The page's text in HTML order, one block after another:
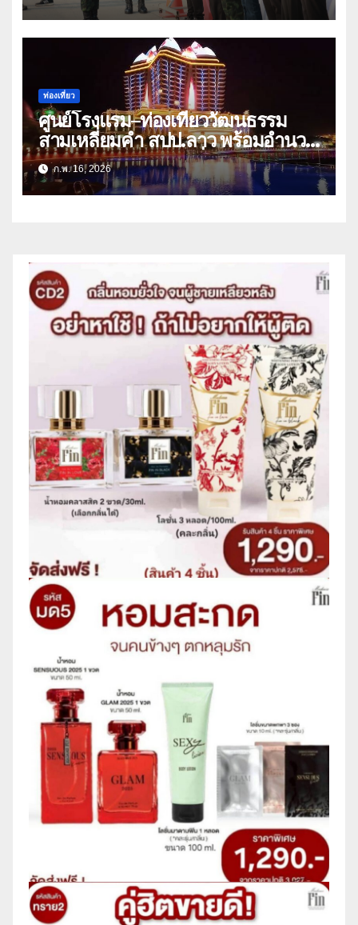
ท่องเที่ยว
ศูนย์โรงแรม–ท่องเที่ยววัฒนธรรม
สามเหลี่ยมคำ สปป.ลาว พร้อมอำนวย
ความสะดวกนักท่องเที่ยวช่วงเทศกาล
ตรุษจีน
ก.พ. 16, 2026